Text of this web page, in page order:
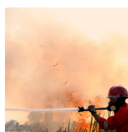
Tổng thống Mỹ và đảng
gay gắt về bức tường
21/01/2019 04:07
Tổng thống Trump chỉ trích
bỏ đề xuất của ông nhằm mở
chính phủ đang phải ngừng
ngân sách.